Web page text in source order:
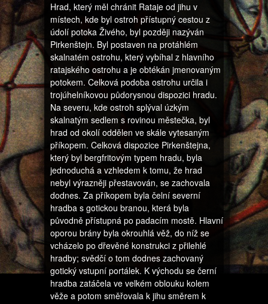
Hrad, který měl chránit Rataje od jihu v
místech, kde byl ostroh přístupný cestou z
údolí potoka Živého, byl později nazýván
Pirkenštejn. Byl postaven na protáhlém
skalnatém ostrohu, který vybíhal z hlavního
ratajského ostrohu a je obtékán jmenovaným
potokem. Celková podoba ostrohu určila i
trojúhelníkovou půdorysnou dispozici hradu.
Na severu, kde ostroh splýval úzkým
skalnatým sedlem s rovinou městečka, byl
hrad od okolí oddělen ve skále vytesaným
příkopem. Celková dispozice Pirkenštejna,
který byl bergfritovým typem hradu, byla
jednoduchá a vzhledem k tomu, že hrad
nebyl výrazněji přestavován, se zachovala
dodnes. Za příkopem byla čelní severní
hradba s gotickou branou, která byla
původně přístupná po padacím mostě. Hlavní
oporou brány byla okrouhlá věž, do níž se
vcházelo po dřevěné konstrukci z přilehlé
hradby; svědčí o tom dodnes zachovaný
gotický vstupní portálek. K východu se černí
hradba zatáčela ve velkém oblouku kolem
věže a potom směřovala k jihu směrem k